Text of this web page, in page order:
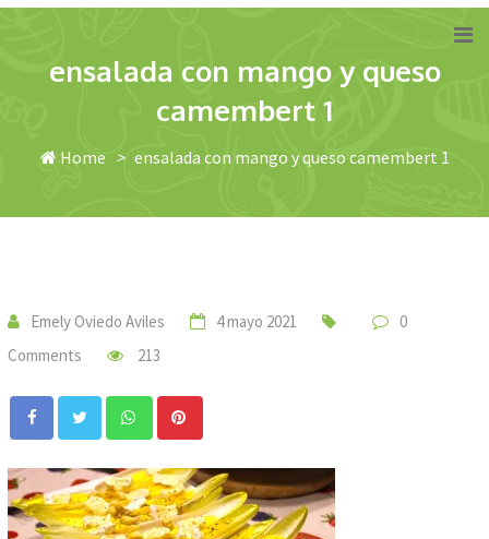
contentensalada con mango y queso
camembert 1
Home > ensalada con mango y queso camembert 1
Emely Oviedo Aviles 4 mayo 2021
0
Comments
213
Whatsapp